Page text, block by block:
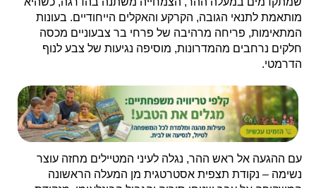
מותאמת לתנאי הגובה, הקרקע והאקלים הייחודיים. בעונות
המתאימות, פריחה מרהיבה של פרחי בר צבעוניים מכסה
חלקים נרחבים מהמדרונות, מוסיפה נגיעות של צבע לנוף
הדרמטי.
עם ההגעה אל ראש ההר, נגלה לעיני המטיילים מחזה עוצר
נשימה – נקודת תצפית אסטרטגית מן המעלה הראשונה